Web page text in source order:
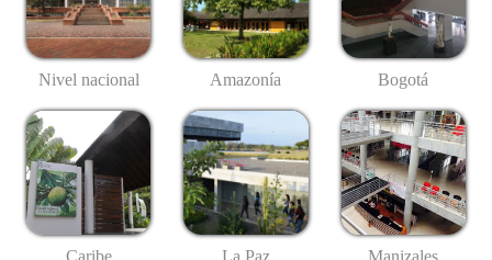
Nivel nacional Amazonía Bogotá